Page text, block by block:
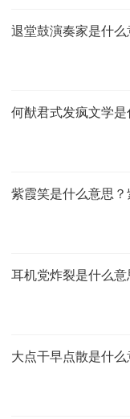
退堂鼓演奏家是什
何猷君式发疯文学
紫霞笑是什么意思？
耳机党炸裂是什么
大点干早点散是什